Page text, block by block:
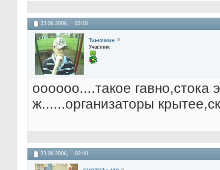
23.06.2006, 03:18
Тимочкин
Участник
оооооо....такое гавно,стока
ж......организаторы
23.06.2006, 03:40